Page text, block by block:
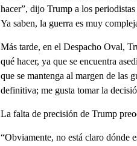
hacer”, dijo Trump a los
Ya saben, la guerra es muy
Más tarde, en el Despacho Oval,
qué hacer, ya que se encuentra
que se mantenga al margen de las
definitiva; me gusta tomar la
La falta de precisión de Trump
“Obviamente, no está claro dónde